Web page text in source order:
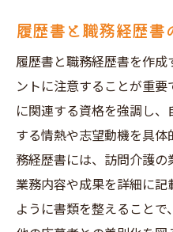
履歴書と職務経歴書
履歴書と職務経歴書を作
ントに注意することが重
に関連する資格を強調し
する情熱や志望動機を具
務経歴書には、訪問介護
業務内容や成果を詳細に記
ように書類を整えることで